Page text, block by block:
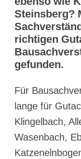
Steinsberg?
richtigen
gefunden.
Für
lange für
Klingelbach,
Wasenbach,